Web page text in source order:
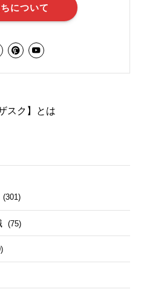
について
スク】とは
(301)
(75)